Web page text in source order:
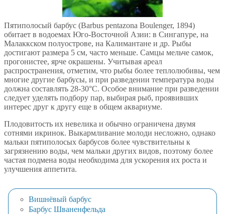
Пятиполосый барбус (Barbus pentazona Boulenger, 1894)
обитает в водоемах Юго-Восточной Азии: в Сингапуре, на
Малаккском полуострове, на Калимантане и др. Рыбы
достигают размера 5 см, часто меньше. Самцы мельче самок,
прогонистее, ярче окрашены. Учитывая ареал
распространения, отметим, что рыбы более теплолюбивы, чем
многие другие барбусы, и при разведении температура воды
должна составлять 28-30°С. Особое внимание при разведении
следует уделять подбору пар, выбирая рыб, проявивших
интерес друг к другу еще в общем аквариуме.
Плодовитость их невелика и обычно ограничена двумя
сотнями икринок. Выкармливание молоди несложно, однако
мальки пятиполосых барбусов более чувствительны к
загрязнению воды, чем мальки других видов, поэтому более
частая подмена воды необходима для ускорения их роста и
улучшения аппетита.
Вишнёвый барбус
Барбус Шваненфельда